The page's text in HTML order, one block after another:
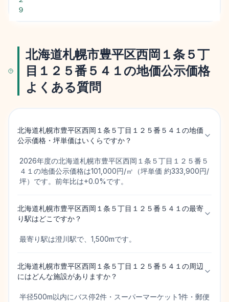
９
北海道札幌市豊平区西岡１条５丁
目１２５番５４１の地価公示価格
よくある質問
北海道札幌市豊平区西岡１条５丁目１２５番５４１の地価
公示価格・坪単価はいくらですか？
2026年度の北海道札幌市豊平区西岡１条５丁目１２５番５
４１の地価公示価格は101,000円/㎡（坪単価 約333,900円/
坪）です。前年比は+0.0%です。
北海道札幌市豊平区西岡１条５丁目１２５番５４１の最寄
り駅はどこですか？
最寄り駅は澄川駅で、1,500mです。
北海道札幌市豊平区西岡１条５丁目１２５番５４１の周辺
にはどんな施設がありますか？
半径500m以内にバス停2件・スーパーマーケット1件・郵便